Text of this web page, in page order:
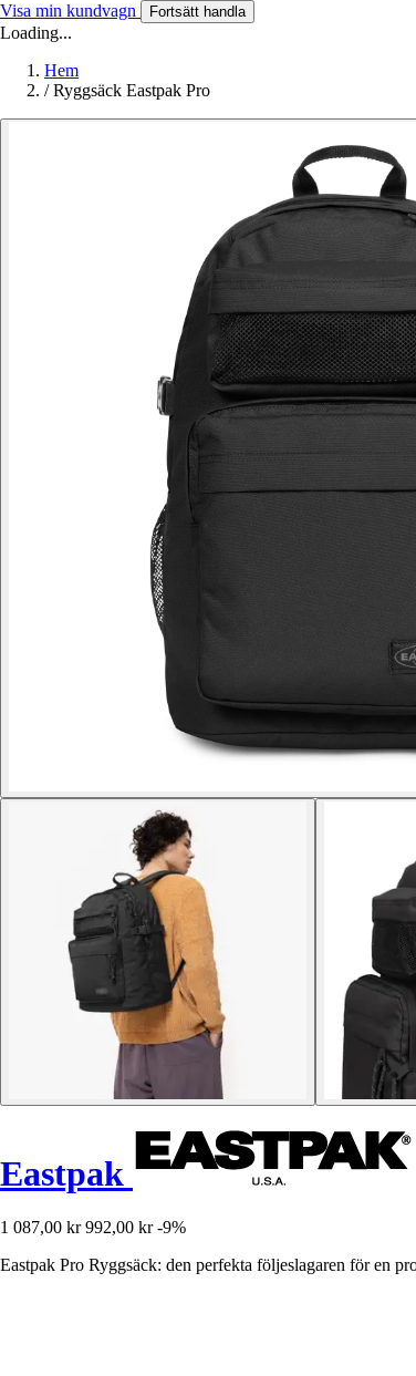
Visa min kundvagn Fortsätt handla
Loading...
Hem
/ Ryggsäck Eastpak Pro
Eastpak
1 087,00 kr 992,00 kr -9%
Eastpak Pro Ryggsäck: den perfekta följeslagaren för en